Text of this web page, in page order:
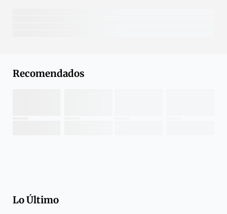
Recomendados
Lo Último